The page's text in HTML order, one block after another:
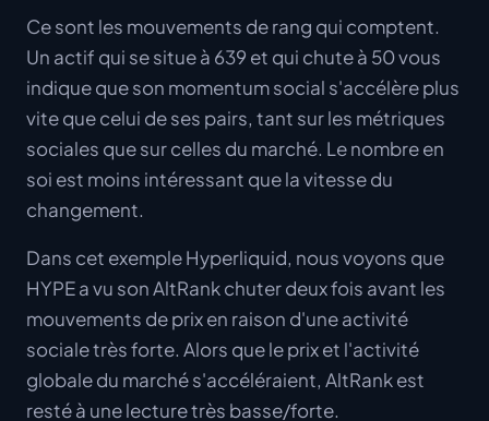
Ce sont les mouvements de rang qui comptent.
Un actif qui se situe à 639 et qui chute à 50 vous
indique que son momentum social s'accélère plus
vite que celui de ses pairs, tant sur les métriques
sociales que sur celles du marché. Le nombre en
soi est moins intéressant que la vitesse du
changement.
Dans cet exemple Hyperliquid, nous voyons que
HYPE a vu son AltRank chuter deux fois avant les
mouvements de prix en raison d'une activité
sociale très forte. Alors que le prix et l'activité
globale du marché s'accéléraient, AltRank est
resté à une lecture très basse/forte.